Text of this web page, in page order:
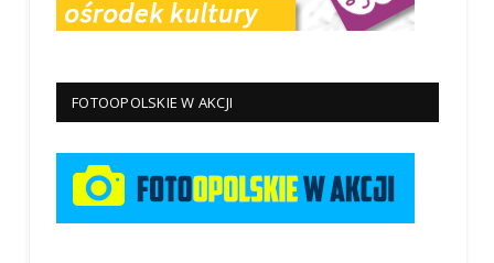
FOTOOPOLSKIE W AKCJI